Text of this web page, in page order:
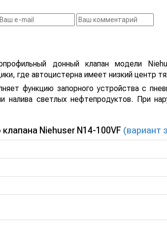
донный клапан модели
где автоцистерна имеет низкий центр
функцию запорного устройства с
налива светлых нефтепродуктов. При
Niehuser N14-100VF (вариант